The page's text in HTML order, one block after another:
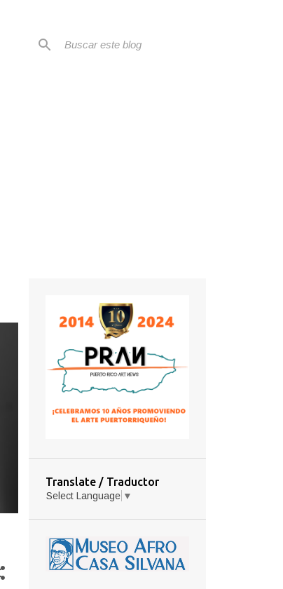
Translate / Traductor
Select Language ▼